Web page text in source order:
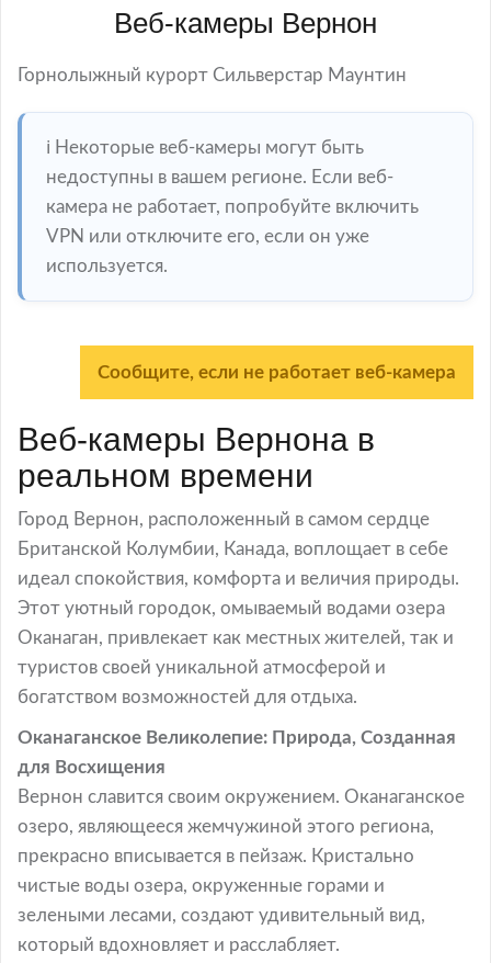
Веб-камеры Вернон
Горнолыжный курорт Сильверстар Маунтин
ℹ️ Некоторые веб-камеры могут быть
недоступны в вашем регионе. Если веб-
камера не работает, попробуйте включить
VPN или отключите его, если он уже
используется.
Сообщите, если не работает веб-камера
Веб-камеры Вернона в
реальном времени
Город Вернон, расположенный в самом сердце
Британской Колумбии, Канада, воплощает в себе
идеал спокойствия, комфорта и величия природы.
Этот уютный городок, омываемый водами озера
Оканаган, привлекает как местных жителей, так и
туристов своей уникальной атмосферой и
богатством возможностей для отдыха.
Оканаганское Великолепие: Природа, Созданная
для Восхищения
Вернон славится своим окружением. Оканаганское
озеро, являющееся жемчужиной этого региона,
прекрасно вписывается в пейзаж. Кристально
чистые воды озера, окруженные горами и
зелеными лесами, создают удивительный вид,
который вдохновляет и расслабляет.